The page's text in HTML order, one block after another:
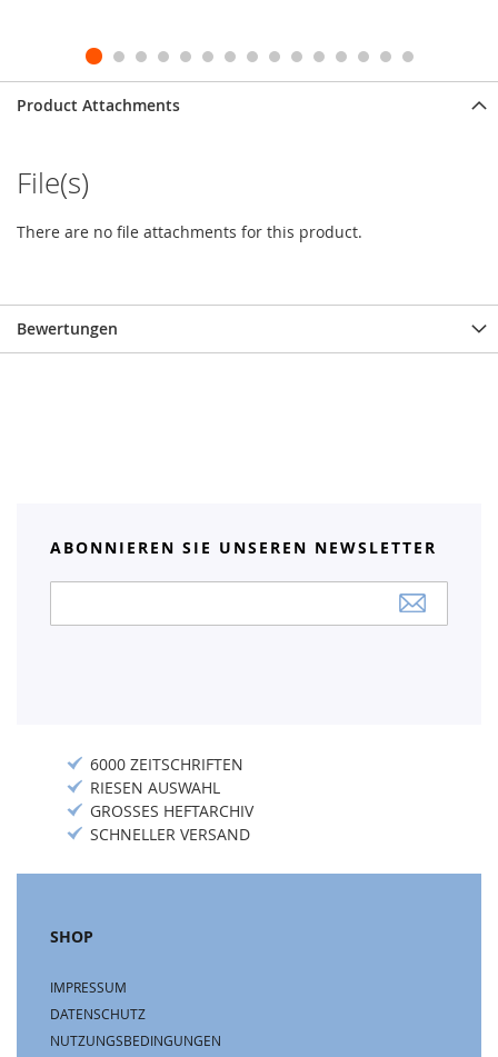
Product Attachments
File(s)
There are no file attachments for this product.
Bewertungen
ABONNIEREN SIE UNSEREN NEWSLETTER
Newsletter:
6000 ZEITSCHRIFTEN
RIESEN AUSWAHL
GROSSES HEFTARCHIV
SCHNELLER VERSAND
SHOP
IMPRESSUM
DATENSCHUTZ
NUTZUNGSBEDINGUNGEN